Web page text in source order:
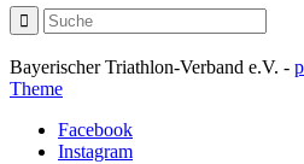
Bayerischer Triathlon-Verband e.V. -
Theme
Facebook
Instagram